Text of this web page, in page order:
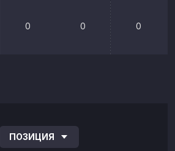
0 0 0
ПОЗИЦИЯ